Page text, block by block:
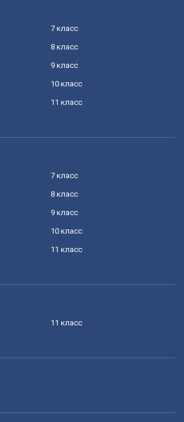
7 класс
8 класс
9 класс
10 класс
11 класс
7 класс
8 класс
9 класс
10 класс
11 класс
11 класс